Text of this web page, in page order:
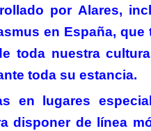
por Alares,
en España,
toda nuestra
toda su estancia.
en lugares
disponer de línea